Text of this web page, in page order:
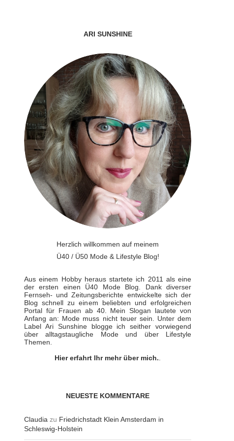
ARI SUNSHINE
Herzlich willkommen auf meinem
Ü40 / Ü50 Mode & Lifestyle Blog!
Aus einem Hobby heraus startete ich 2011 als eine
der ersten einen Ü40 Mode Blog. Dank diverser
Fernseh- und Zeitungsberichte entwickelte sich der
Blog schnell zu einem beliebten und erfolgreichen
Portal für Frauen ab 40. Mein Slogan lautete von
Anfang an: Mode muss nicht teuer sein. Unter dem
Label Ari Sunshine blogge ich seither vorwiegend
über alltagstaugliche Mode und über Lifestyle
Themen.
Hier erfahrt Ihr mehr über mich..
NEUESTE KOMMENTARE
Claudia zu Friedrichstadt Klein Amsterdam in
Schleswig-Holstein